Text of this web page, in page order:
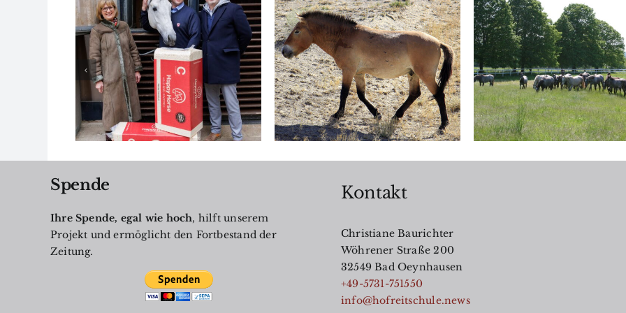
Zwei Gene
revolutionierten
das Verhältnis von
Mensch und
Pferd
Die Krux mit der
Schiefe
Schnauben
Pferd: Mehr
nur
– Was uns
Verhalten
Spende
Ihre Spende, egal wie hoch, hilft unserem
Projekt und ermöglicht den Fortbestand der
Zeitung.
Kontakt
Christiane Baurichter
Wöhrener Straße 200
32549 Bad Oeynhausen
+49-5731-751550
info@hofreitschule.news